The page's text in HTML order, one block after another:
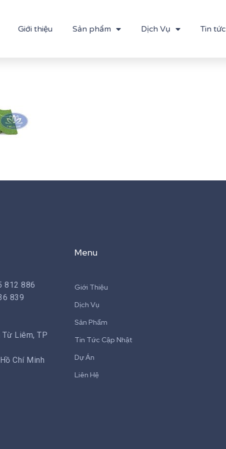
Giới thiệu Sản phẩm Dịch Vụ Tin tức
812 886
839
Từ Liêm, TP
Chí Minh
Menu
Giới Thiệu
Dịch Vụ
Sản Phẩm
Tin Tức Cập Nhật
Dự Án
Liên Hệ